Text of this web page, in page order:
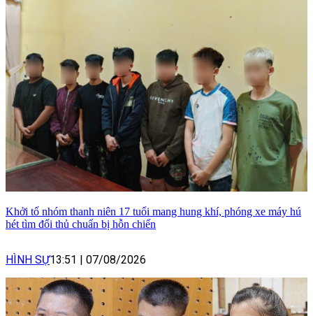
Khởi tố nhóm thanh niên 17 tuổi mang hung khí, phóng xe máy hú
hét tìm đối thủ chuẩn bị hỗn chiến
HÌNH SỰ13:51 | 07/08/2026